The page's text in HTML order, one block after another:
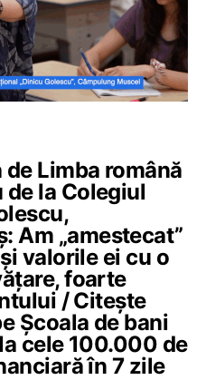
de Limba română
de la Colegiul
Am „amestecat”
valorile ei cu o
foarte
/ Citește
Școala de bani
cele 100.000 de
în 7 zile